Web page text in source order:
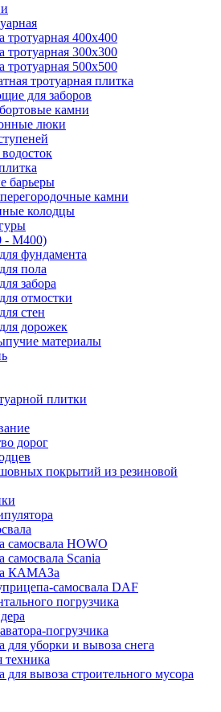
тротуарная 400x400
тротуарная 300x300
тротуарная 500x500
тротуарная плитка
для заборов
камни
люки
барьеры
камни
колодцы
- М400)
фундамента
пола
забора
отмостки
стен
дорожек
материалы
плитки
дорог
покрытий из резиновой
самосвала HOWO
самосвала Scania
КАМАЗа
самосвала DAF
погрузчика
погрузчика
для уборки и вывоза снега
техника
для вывоза строительного мусора